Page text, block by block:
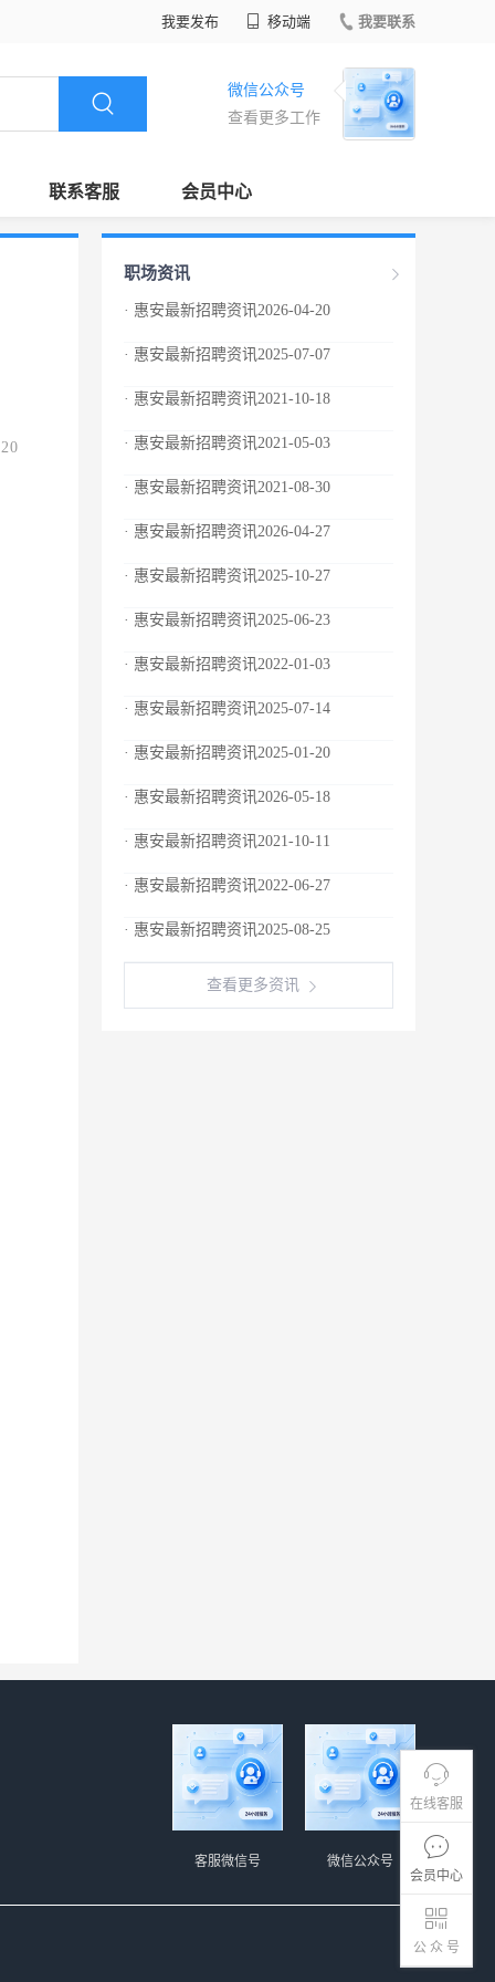
我要发布 移动端 我要联系
微信公众号
查看更多工作
联系客服 会员中心
在线客服
会员中心
公 众 号
职场资讯
· 惠安最新招聘资讯2026-04-20
· 惠安最新招聘资讯2025-07-07
· 惠安最新招聘资讯2021-10-18
· 惠安最新招聘资讯2021-05-03
· 惠安最新招聘资讯2021-08-30
· 惠安最新招聘资讯2026-04-27
· 惠安最新招聘资讯2025-10-27
· 惠安最新招聘资讯2025-06-23
· 惠安最新招聘资讯2022-01-03
· 惠安最新招聘资讯2025-07-14
· 惠安最新招聘资讯2025-01-20
· 惠安最新招聘资讯2026-05-18
· 惠安最新招聘资讯2021-10-11
· 惠安最新招聘资讯2022-06-27
· 惠安最新招聘资讯2025-08-25
查看更多资讯
微信公众号
客服微信号